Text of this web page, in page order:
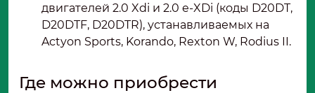
двигателей 2.0 Xdi и 2.0 e-XDi (коды D20DT,
D20DTF, D20DTR), устанавливаемых на
Actyon Sports, Korando, Rexton W, Rodius II.
Где можно приобрести